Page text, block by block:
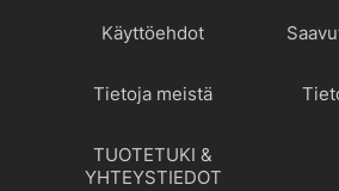
Käyttöehdot
Tietoja meistä
TUOTETUKI &
YHTEYSTIEDOT